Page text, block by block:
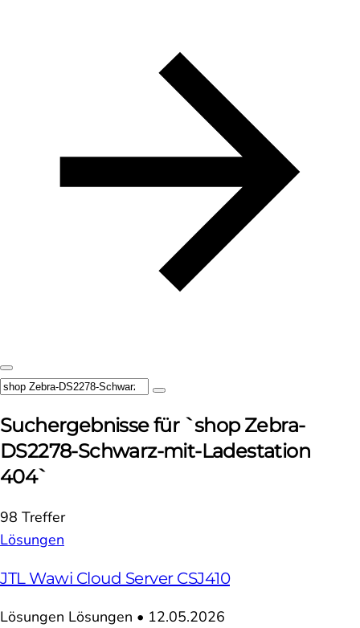
Suchergebnisse für `shop Zebra-
DS2278-Schwarz-mit-Ladestation
404`
98 Treffer
Lösungen
JTL Wawi Cloud Server CSJ410
Lösungen Lösungen • 12.05.2026